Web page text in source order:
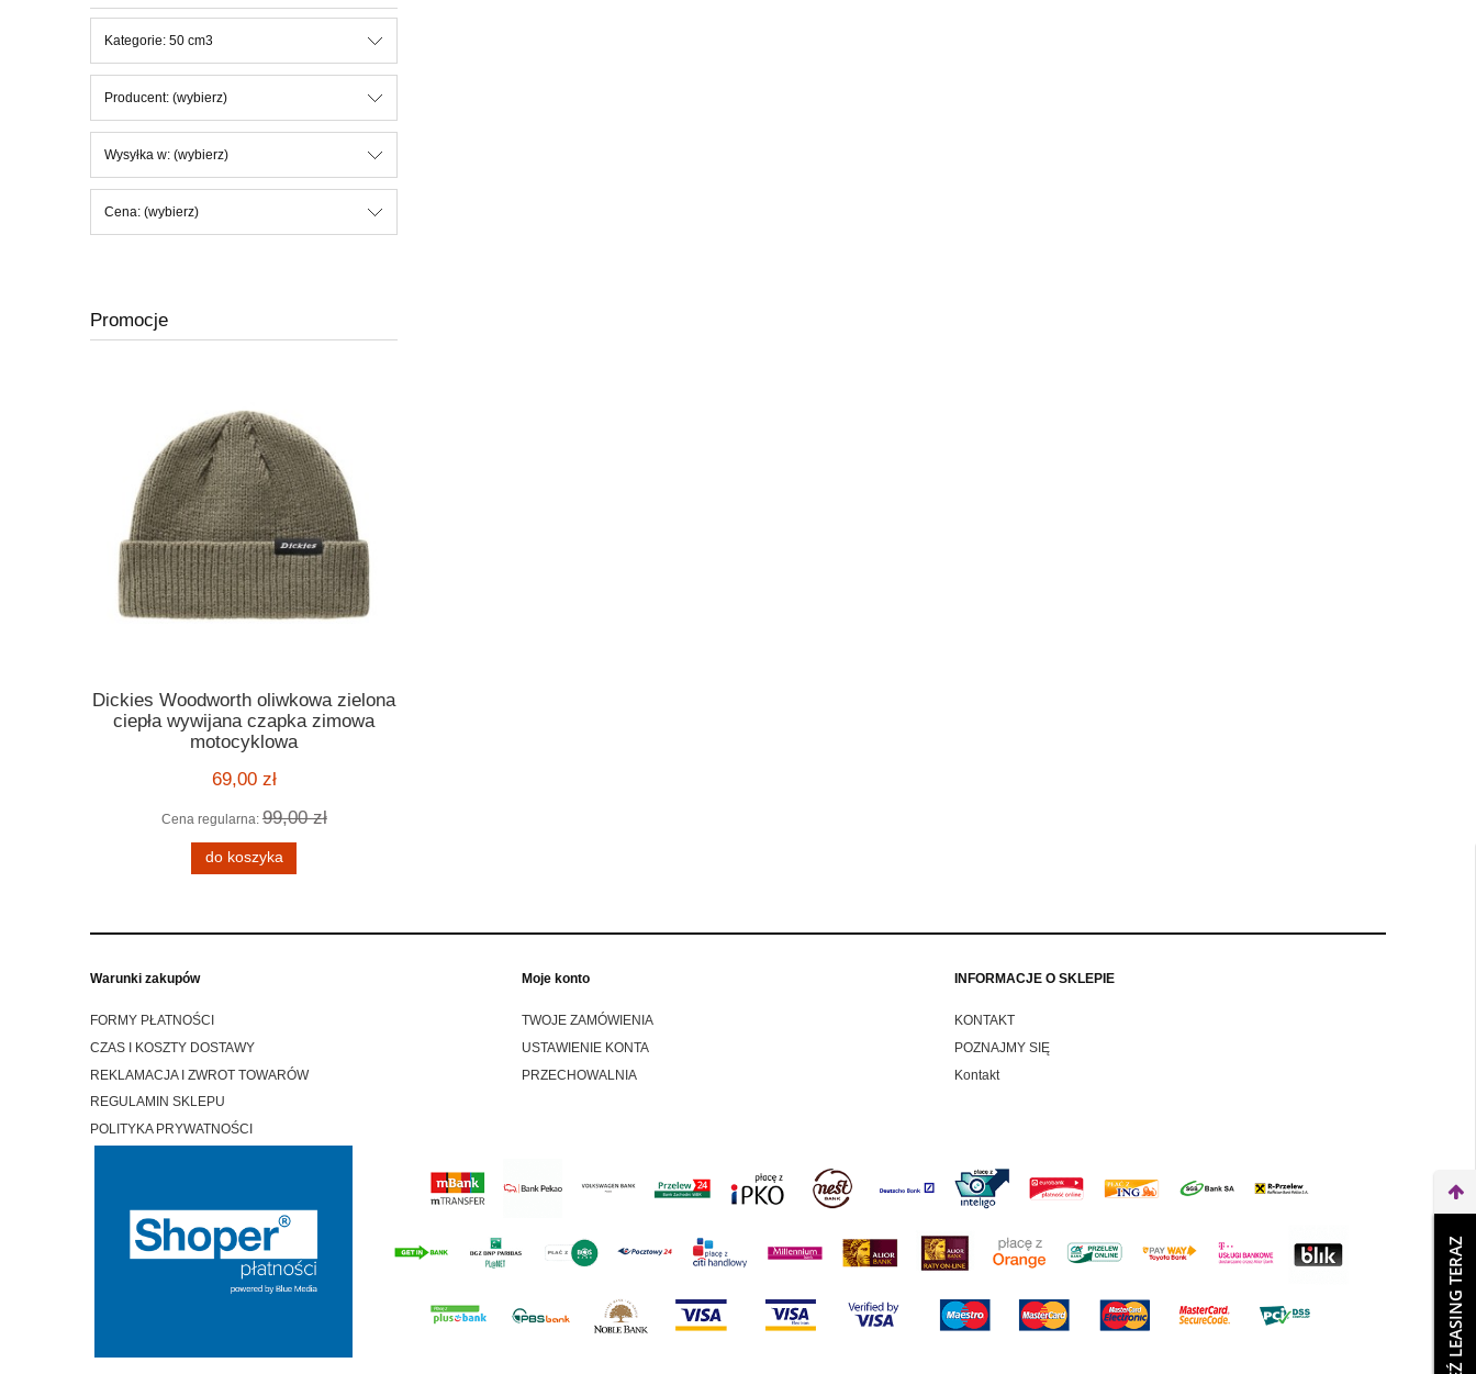
Kategorie: 50 cm3
Producent: (wybierz)
Wysyłka w: (wybierz)
Cena: (wybierz)
Promocje
Dickies Woodworth oliwkowa zielona
ciepła wywijana czapka zimowa
motocyklowa
69,00 zł
Cena regularna: 99,00 zł
do koszyka
Warunki zakupów
FORMY PŁATNOŚCI
CZAS I KOSZTY DOSTAWY
REKLAMACJA I ZWROT TOWARÓW
REGULAMIN SKLEPU
POLITYKA PRYWATNOŚCI
Moje konto
TWOJE ZAMÓWIENIA
USTAWIENIE KONTA
PRZECHOWALNIA
INFORMACJE O SKLEPIE
KONTAKT
POZNAJMY SIĘ
Kontakt
WEŹ LEASING TERAZ